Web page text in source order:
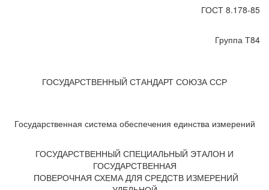
ГОСТ 8.178-85
Группа Т84
ГОСУДАРСТВЕННЫЙ СТАНДАРТ СОЮЗА ССР
Государственная система обеспечения единства измерений
ГОСУДАРСТВЕННЫЙ СПЕЦИАЛЬНЫЙ ЭТАЛОН И
ГОСУДАРСТВЕННАЯ
ПОВЕРОЧНАЯ СХЕМА ДЛЯ СРЕДСТВ ИЗМЕРЕНИЙ